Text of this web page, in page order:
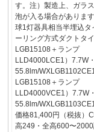
す。注）製造上、ガラ
泡が入る場合がありま
球1灯器具相当半埋込タ
ーリング方式ダクトタ
LGB15108＋ランプ
LLD4000LCE1）7.7W
55.8lm/
LGB15108＋ランプ
LLD4000VCE1）7.7W
55.8lm/
価格81,400円（税抜）
高249・全高600〜2000